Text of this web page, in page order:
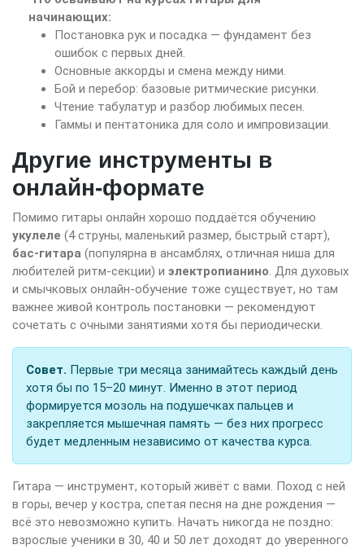
начинающих:
Постановка рук и посадка — фундамент без
ошибок с первых дней.
Основные аккорды и смена между ними.
Бой и перебор: базовые ритмические рисунки.
Чтение табулатур и разбор любимых песен.
Гаммы и пентатоника для соло и импровизации.
Другие инструменты в
онлайн-формате
Помимо гитары онлайн хорошо поддаётся обучению
укулеле (4 струны, маленький размер, быстрый старт),
бас-гитара (популярна в ансамблях, отличная ниша для
любителей ритм-секции) и электропианино . Для духовых
и смычковых онлайн-обучение тоже существует, но там
важнее живой контроль постановки — рекомендуют
сочетать с очными занятиями хотя бы периодически.
Совет. Первые три месяца занимайтесь каждый день
хотя бы по 15–20 минут. Именно в этот период
формируется мозоль на подушечках пальцев и
закрепляется мышечная память — без них прогресс
будет медленным независимо от качества курса.
Гитара — инструмент, который живёт с вами. Поход с ней
в горы, вечер у костра, спетая песня на дне рождения —
всё это невозможно купить. Начать никогда не поздно:
взрослые ученики в 30, 40 и 50 лет доходят до уверенного